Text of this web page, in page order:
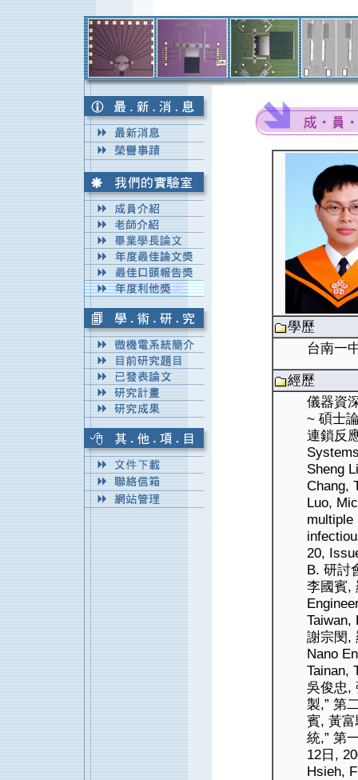
學歷
台南一
經歷
儀器資
~ 碩士
連鎖反
Sheng
Chang,
Luo,
multiple
20,
B. 研討
李國賓,
Taiwan,
謝宗閔,
Nano
Tainan,
吳俊忠,
製,” 第
賓, 黃
統,” 第
12日,
Hsieh,